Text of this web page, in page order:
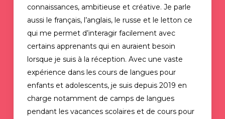
connaissances, ambitieuse et créative. Je parle
aussi le français, l’anglais, le russe et le letton ce
qui me permet d’interagir facilement avec
certains apprenants qui en auraient besoin
lorsque je suis à la réception. Avec une vaste
expérience dans les cours de langues pour
enfants et adolescents, je suis depuis 2019 en
charge notamment de camps de langues
pendant les vacances scolaires et de cours pour